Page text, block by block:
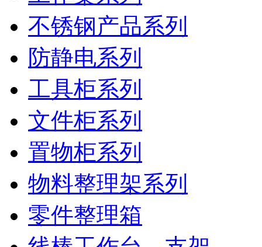
不锈钢产品系列
防静电系列
工具柜系列
文件柜系列
置物柜系列
物料整理架系列
零件整理箱